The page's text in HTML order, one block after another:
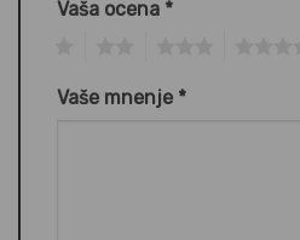
Vaša ocena *
Vaše mnenje *